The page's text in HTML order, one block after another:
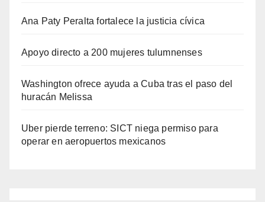
Ana Paty Peralta fortalece la justicia cívica
Apoyo directo a 200 mujeres tulumnenses
Washington ofrece ayuda a Cuba tras el paso del
huracán Melissa
Uber pierde terreno: SICT niega permiso para
operar en aeropuertos mexicanos